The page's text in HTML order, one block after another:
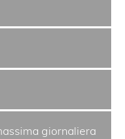
giornaliera